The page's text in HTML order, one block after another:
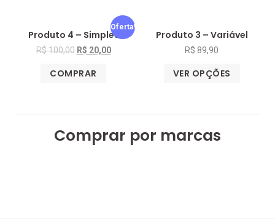
Oferta!
Produto 4 – Simples
R$100,00 R$ 20,00
COMPRAR
Produto 3 – Variável
R$ 89,90
VER OPÇÕES
Comprar por marcas